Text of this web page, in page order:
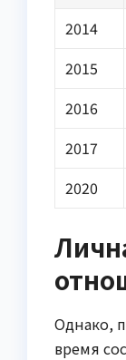
2014
2015
2016
2017
2020
Однако,
время